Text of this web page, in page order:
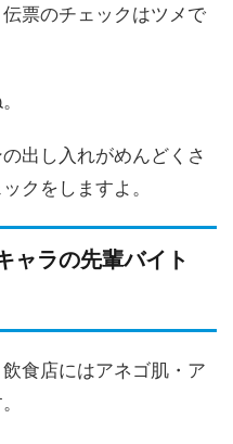
票のチェックはツメで
出し入れがめんどくさ
クをしますよ。
ャラの先輩バイト
食店にはアネゴ肌・ア